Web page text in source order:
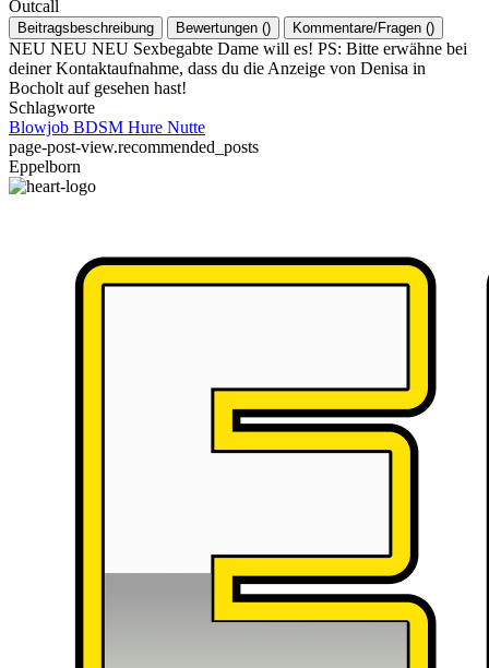
Outcall
Beitragsbeschreibung Bewertungen () Kommentare/Fragen ()
NEU NEU NEU Sexbegabte Dame will es! PS: Bitte erwähne bei
deiner Kontaktaufnahme, dass du die Anzeige von Denisa in
Bocholt auf gesehen hast!
Schlagworte
Blowjob BDSM Hure Nutte
page-post-view.recommended_posts
Eppelborn